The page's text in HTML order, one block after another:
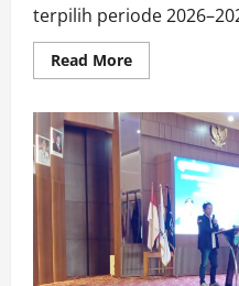
terpilih periode
Read MoreRead
more
Meidi
Hangus
Terbakar,
Ketua
Bersama
Anggota
PWI
Ogan
Ilir
Tinjau
Lokasi